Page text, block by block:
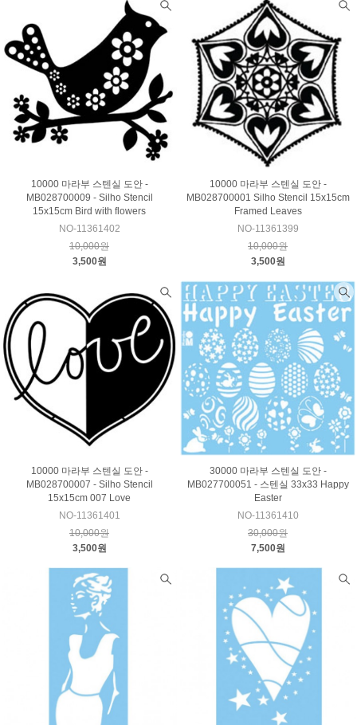
10000 마라부 스텐실 도안 -
MB028700009 - Silho Stencil
15x15cm Bird with flowers
NO-11361402
10,000원
3,500원
10000 마라부 스텐실 도안 -
MB028700001 Silho Stencil 15x15cm
Framed Leaves
NO-11361399
10,000원
3,500원
10000 마라부 스텐실 도안 -
MB028700007 - Silho Stencil
15x15cm 007 Love
NO-11361401
10,000원
3,500원
30000 마라부 스텐실 도안 -
MB027700051 - 스텐실 33x33 Happy
Easter
NO-11361410
30,000원
7,500원